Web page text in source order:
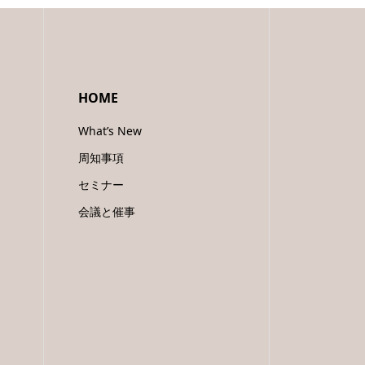
HOME
What’s New
周知事項
セミナー
会議と催事